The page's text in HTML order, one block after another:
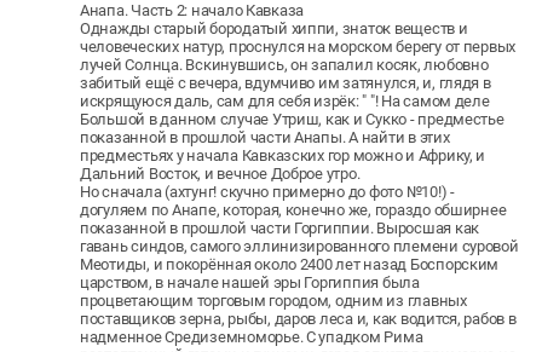
Анапа. Часть 2: начало Кавказа
Однажды старый бородатый хиппи, знаток веществ и
человеческих натур, проснулся на морском берегу от первых
лучей Солнца. Вскинувшись, он запалил косяк, любовно
забитый ещё с вечера, вдумчиво им затянулся, и, глядя в
искрящуюся даль, сам для себя изрёк: " "! На самом деле
Большой в данном случае Утриш, как и Сукко - предместье
показанной в прошлой части Анапы. А найти в этих
предместьях у начала Кавказских гор можно и Африку, и
Дальний Восток, и вечное Доброе утро.
Но сначала (ахтунг! скучно примерно до фото №10!) -
догуляем по Анапе, которая, конечно же, гораздо обширнее
показанной в прошлой части Горгиппии. Выросшая как
гавань синдов, самого эллинизированного племени суровой
Меотиды, и покорённая около 2400 лет назад Боспорским
царством, в начале нашей эры Горгиппия была
процветающим торговым городом, одним из главных
поставщиков зерна, рыбы, даров леса и, как водится, рабов в
надменное Средиземноморье. С упадком Рима